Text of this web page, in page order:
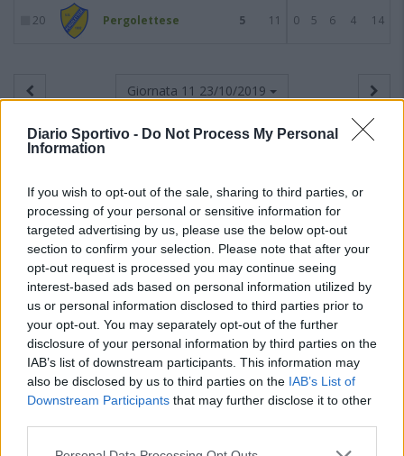
Diario Sportivo - Do Not Process My Personal
Information
If you wish to opt-out of the sale, sharing to third parties, or
processing of your personal or sensitive information for
targeted advertising by us, please use the below opt-out
section to confirm your selection. Please note that after your
opt-out request is processed you may continue seeing
interest-based ads based on personal information utilized by
us or personal information disclosed to third parties prior to
your opt-out. You may separately opt-out of the further
disclosure of your personal information by third parties on the
IAB’s list of downstream participants. This information may
also be disclosed by us to third parties on the IAB’s List of
Downstream Participants that may further disclose it to other
20 Pergolettese 5 11 0 5 6 4 14
Giornata 11 23/10/2019